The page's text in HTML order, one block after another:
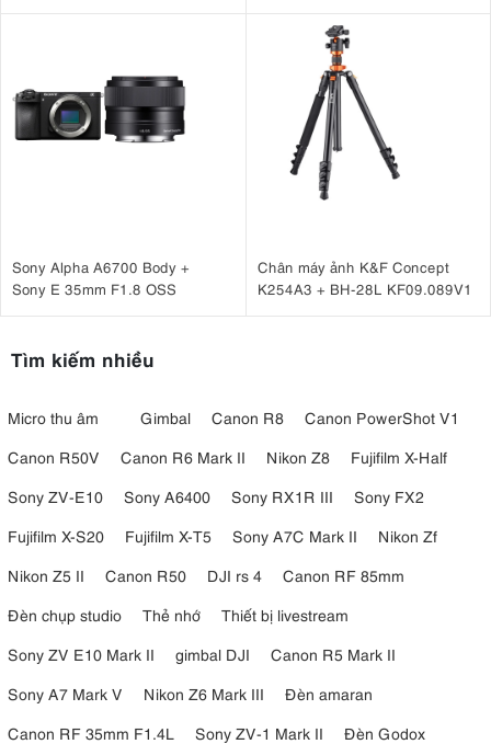
ZV-E10 II 4867
Sony Alpha A6700 Body +
Sony E 35mm F1.8 OSS
Chân máy ảnh K&F Concept
K254A3 + BH-28L KF09.089V1
Tìm kiếm nhiều
Micro thu âm Gimbal Canon R8
Canon PowerShot V1
Canon R50V
Canon R6 Mark II Nikon Z8
Fujifilm X-Half
Sony ZV-E10
Sony A6400 Sony RX1R III
Sony FX2
Fujifilm X-S20
Fujifilm X-T5 Sony A7C Mark II
Nikon Zf
Nikon Z5 II
Canon R50 DJI rs 4
Canon RF 85mm
Đèn chụp studio
Thẻ nhớ
Thiết bị livestream
Sony ZV E10 Mark II
gimbal DJI
Canon R5 Mark II
Sony A7 Mark V
Nikon Z6 Mark III
Đèn amaran
Canon RF 35mm F1.4L
Sony ZV-1 Mark II
Đèn Godox